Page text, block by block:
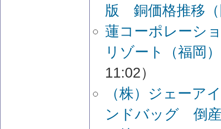
版 銅価格推移（
蓮コーポレーシ
リゾート（福岡
11:02）
（株）ジェーア
ンドバッグ 倒